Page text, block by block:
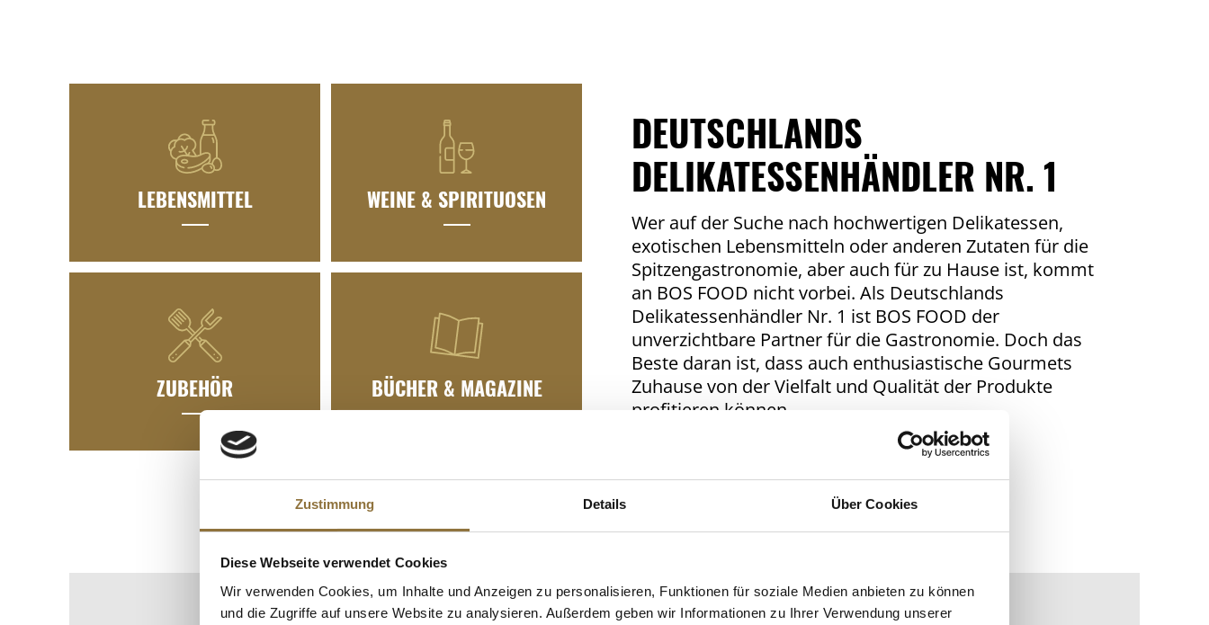
Zustimmung Details Über Cookies
Diese Webseite verwendet Cookies
Wir verwenden Cookies, um Inhalte und Anzeigen zu personalisieren, Funktionen für soziale Medien anbieten zu können
und die Zugriffe auf unsere Website zu analysieren. Außerdem geben wir Informationen zu Ihrer Verwendung unserer
LEBENSMITTEL WEINE & SPIRITUOSEN
ZUBEHÖR BÜCHER & MAGAZINE
DEUTSCHLANDS
DELIKATESSENHÄNDLER NR. 1
Wer auf der Suche nach hochwertigen Delikatessen,
exotischen Lebensmitteln oder anderen Zutaten für die
Spitzengastronomie, aber auch für zu Hause ist, kommt
an BOS FOOD nicht vorbei. Als Deutschlands
Delikatessenhändler Nr. 1 ist BOS FOOD der
unverzichtbare Partner für die Gastronomie. Doch das
Beste daran ist, dass auch enthusiastische Gourmets
Zuhause von der Vielfalt und Qualität der Produkte
profitieren können.